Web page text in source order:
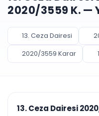
UETS
Tebligatları
PLANLAMA &
Pano ve
Duruşma ve
takvimi
Ücretsiz
2020/3559 K. —
13. Ceza Dairesi
2020/3559 Karar
13. Ceza Dairesi